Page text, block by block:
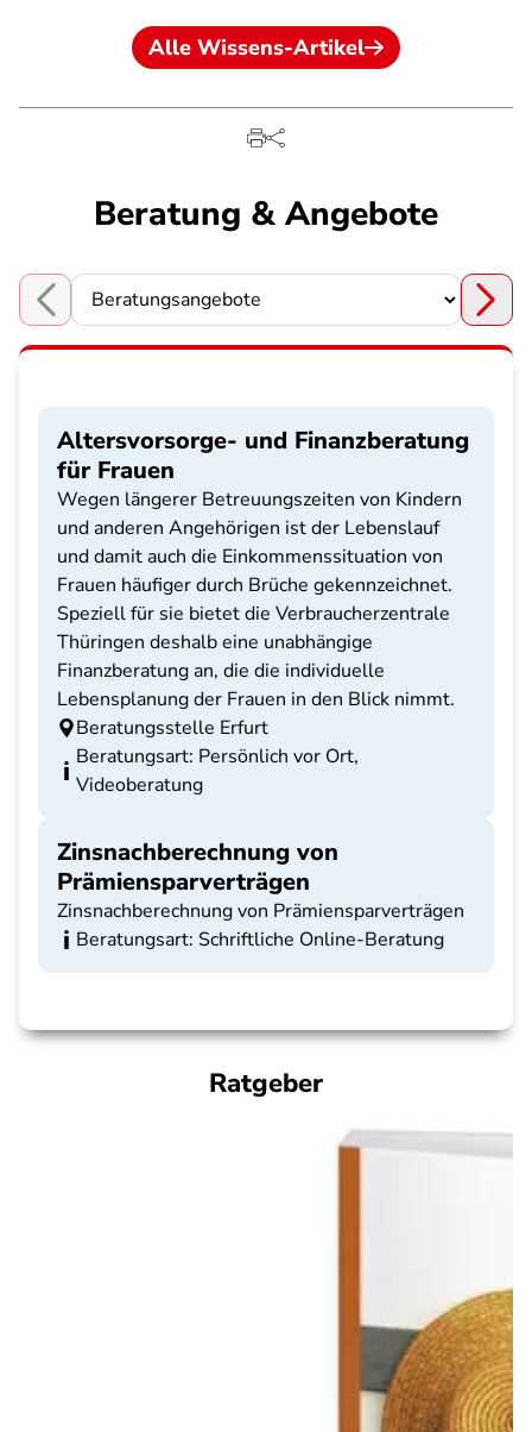
Alle Wissens-Artikel
Beratung & Angebote
Choose a section
Altersvorsorge- und Finanzberatung
für Frauen
Wegen längerer Betreuungszeiten von Kindern
und anderen Angehörigen ist der Lebenslauf
und damit auch die Einkommenssituation von
Frauen häufiger durch Brüche gekennzeichnet.
Speziell für sie bietet die Verbraucherzentrale
Thüringen deshalb eine unabhängige
Finanzberatung an, die die individuelle
Lebensplanung der Frauen in den Blick nimmt.
Beratungsstelle Erfurt
Beratungsart: Persönlich vor Ort,
Videoberatung
Zinsnachberechnung von
Prämiensparverträgen
Zinsnachberechnung von Prämiensparverträgen
Beratungsart: Schriftliche Online-Beratung
Ratgeber